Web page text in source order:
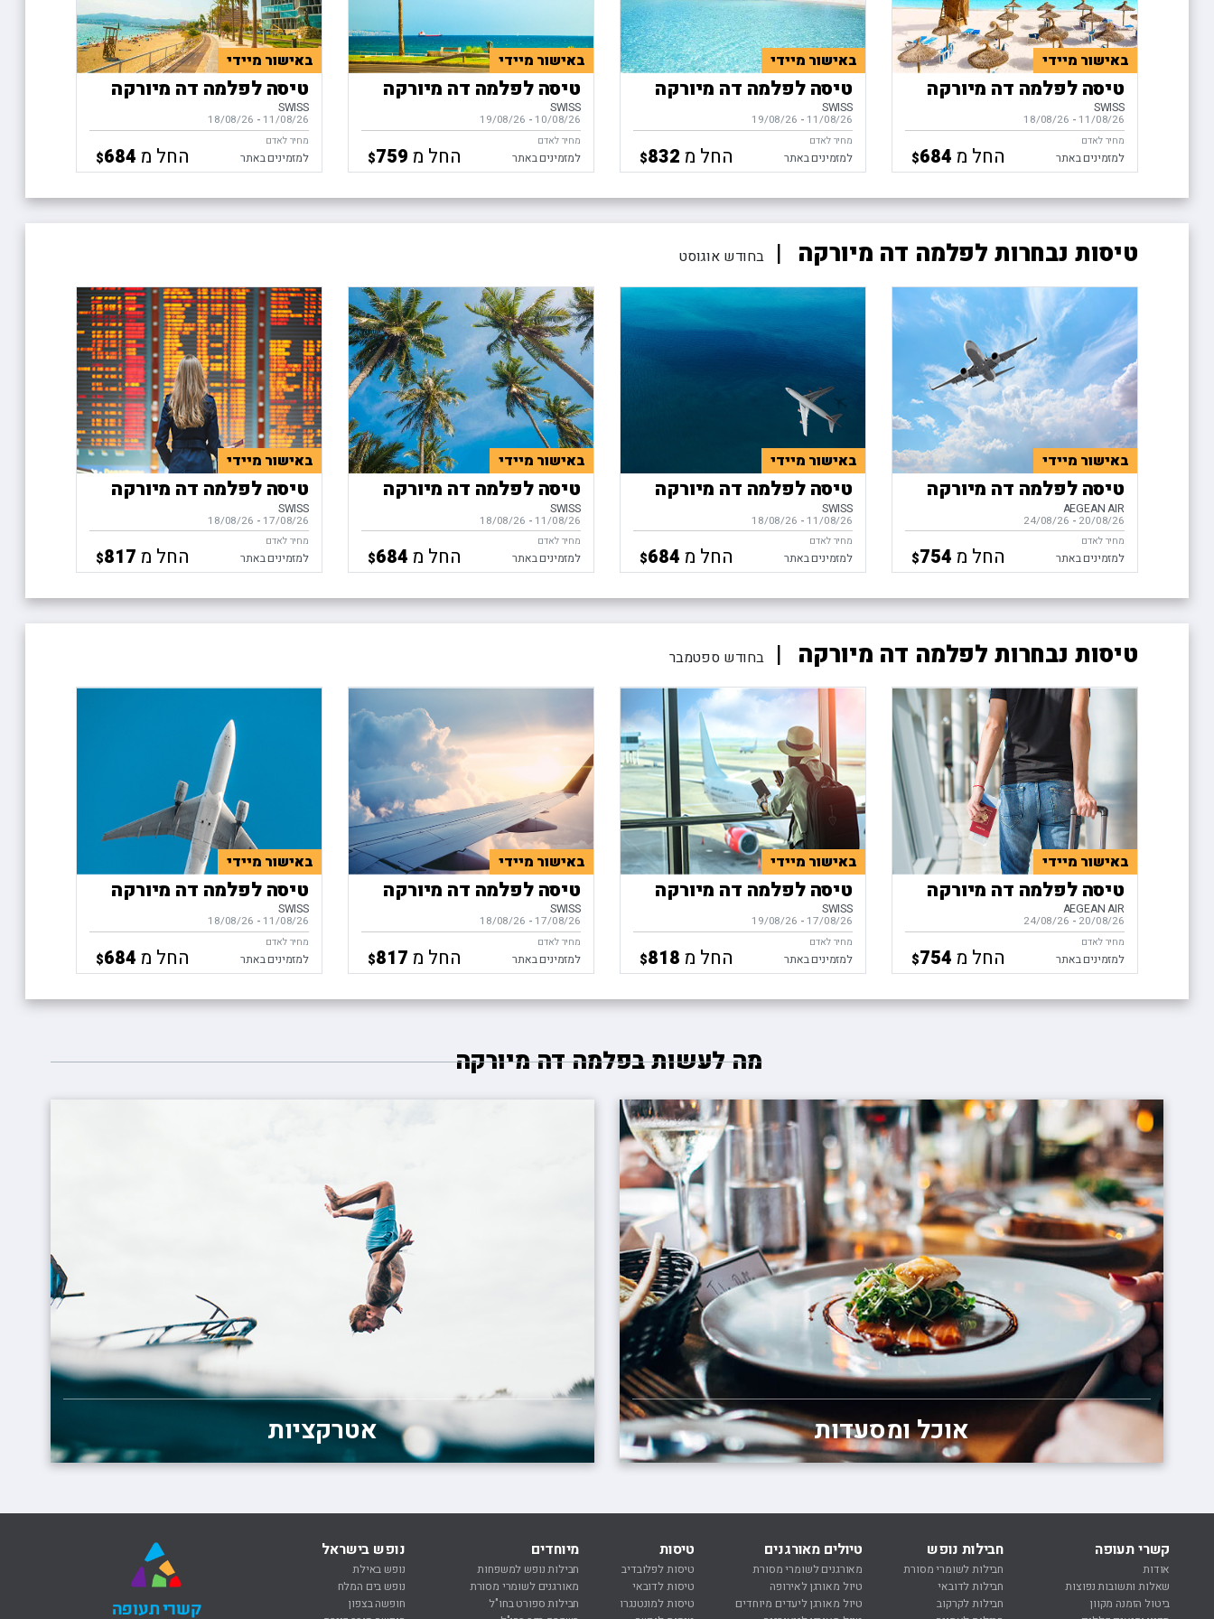
באישור מיידי
טיסה לפלמה דה מיורקה
SWISS
בין התאריכים,
11/08/26
-
18/08/26
למזמינים באתר
מחיר לאדם
החל מ $684
באישור מיידי
טיסה לפלמה דה מיורקה
SWISS
בין התאריכים,
11/08/26
-
19/08/26
למזמינים באתר
מחיר לאדם
החל מ $832
באישור מיידי
טיסה לפלמה דה מיורקה
SWISS
בין התאריכים,
10/08/26
-
19/08/26
למזמינים באתר
מחיר לאדם
החל מ $759
באישור מיידי
טיסה לפלמה דה מיורקה
SWISS
בין התאריכים,
11/08/26
-
18/08/26
למזמינים באתר
מחיר לאדם
החל מ $684
טיסות נבחרות לפלמה דה מיורקה בחודש אוגוסט
באישור מיידי
טיסה לפלמה דה מיורקה
AEGEAN AIR
בין התאריכים,
20/08/26
-
24/08/26
למזמינים באתר
מחיר לאדם
החל מ $754
באישור מיידי
טיסה לפלמה דה מיורקה
SWISS
בין התאריכים,
11/08/26
-
18/08/26
למזמינים באתר
מחיר לאדם
החל מ $684
באישור מיידי
טיסה לפלמה דה מיורקה
SWISS
בין התאריכים,
11/08/26
-
18/08/26
למזמינים באתר
מחיר לאדם
החל מ $684
באישור מיידי
טיסה לפלמה דה מיורקה
SWISS
בין התאריכים,
17/08/26
-
18/08/26
למזמינים באתר
מחיר לאדם
החל מ $817
טיסות נבחרות לפלמה דה מיורקה בחודש ספטמבר
באישור מיידי
טיסה לפלמה דה מיורקה
AEGEAN AIR
בין התאריכים,
20/08/26
-
24/08/26
למזמינים באתר
מחיר לאדם
החל מ $754
באישור מיידי
טיסה לפלמה דה מיורקה
SWISS
בין התאריכים,
17/08/26
-
19/08/26
למזמינים באתר
מחיר לאדם
החל מ $818
באישור מיידי
טיסה לפלמה דה מיורקה
SWISS
בין התאריכים,
17/08/26
-
18/08/26
למזמינים באתר
מחיר לאדם
החל מ $817
באישור מיידי
טיסה לפלמה דה מיורקה
SWISS
בין התאריכים,
11/08/26
-
18/08/26
למזמינים באתר
מחיר לאדם
החל מ $684
מה לעשות בפלמה דה מיורקה
אוכל ומסעדות אטרקציות
קשרי תעופה
אודות
שאלות ותשובות נפוצות
ביטול הזמנה מקוון
חבילות נופש
חבילות לשומרי מסורת
חבילות לדובאי
חבילות לקרקוב
טיולים מאורגנים
מאורגנים לשומרי מסורת
טיול מאורגן לאירופה
טיול מאורגן ליעדים מיוחדים
טיסות
טיסות לפלובדיב
טיסות לדובאי
טיסות למונטנגרו
מיוחדים
חבילות נופש למשפחות
מאורגנים לשומרי מסורת
חבילות ספורט בחו"ל
נופש בישראל
נופש באילת
נופש בים המלח
חופשה בצפון
קשרי תעופה